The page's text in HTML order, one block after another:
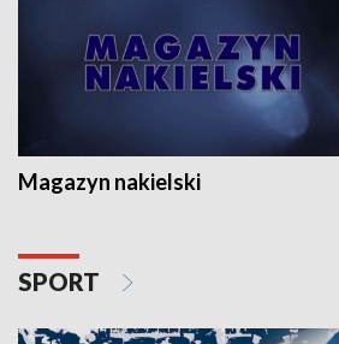
Magazyn nakielski
SPORT